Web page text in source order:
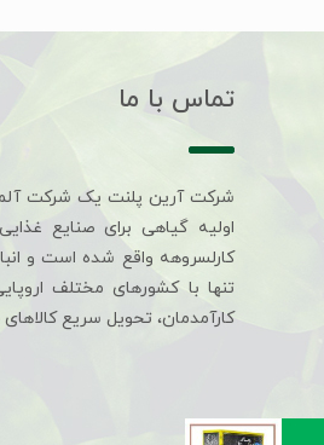
تماس با ما
شرکت آرین پلنت یک شرکت
اولیه گیاهی برای صنایع
کارلسروهه واقع شده است و
تنها با کشورهای مختلف
کارآمدمان، تحویل سریع